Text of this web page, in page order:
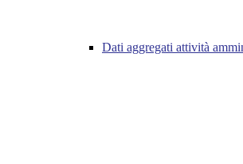
Dati aggregati attività